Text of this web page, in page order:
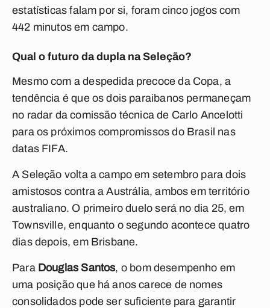
estatísticas falam por si, foram cinco jogos com
442 minutos em campo.
Qual o futuro da dupla na Seleção?
Mesmo com a despedida precoce da Copa, a
tendência é que os dois paraibanos permaneçam
no radar da comissão técnica de Carlo Ancelotti
para os próximos compromissos do Brasil nas
datas FIFA.
A Seleção volta a campo em setembro para dois
amistosos contra a Austrália, ambos em território
australiano. O primeiro duelo será no dia 25, em
Townsville, enquanto o segundo acontece quatro
dias depois, em Brisbane.
Para Douglas Santos, o bom desempenho em
uma posição que há anos carece de nomes
consolidados pode ser suficiente para garantir